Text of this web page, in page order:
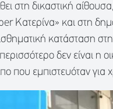
στη δικαστική
Κατερίνα» και στη
κατάσταση
δεν είναι η
που εμπιστευόταν για